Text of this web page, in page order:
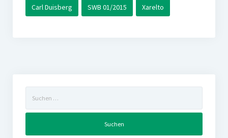
Carl Duisberg SWB 01/2015 Xarelto
nach: